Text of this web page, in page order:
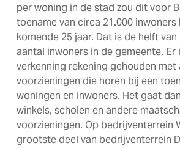
per woning in de stad zou dit voor
toename van circa 21.000 inwoners
komende 25 jaar. Dat is de helft
aantal inwoners in de gemeente. Er
verkenning rekening gehouden met
voorzieningen die horen bij een
woningen en inwoners. Het gaat
winkels, scholen en andere
voorzieningen. Op bedrijventerrein
grootste deel van bedrijventerrein